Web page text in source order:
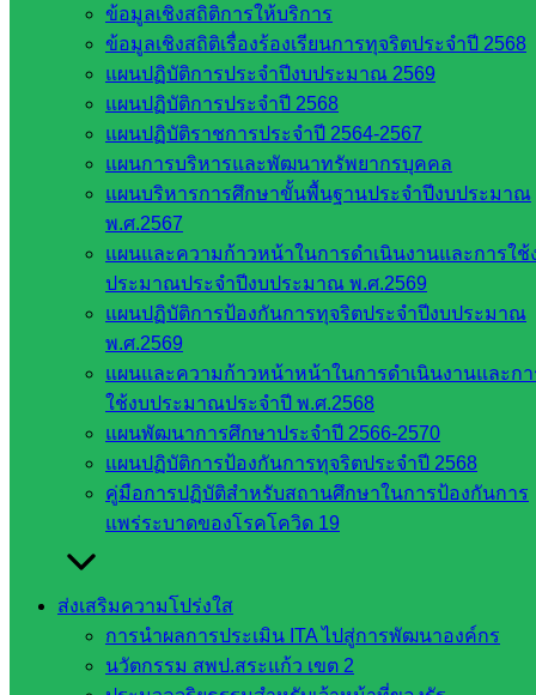
ข้อมูลเชิงสถิติการให้บริการ
ข้อมูลเชิงสถิติเรื่องร้องเรียนการทุจริตประจำปี 2568
แผนปฏิบัติการประจำปีงบประมาณ 2569
แผนปฏิบัติการประจำปี 2568
แผนปฏิบัติราชการประจำปี 2564-2567
แผนการบริหารและพัฒนาทรัพยากรบุคคล
แผนบริหารการศึกษาขั้นพื้นฐานประจำปีงบประมาณ
พ.ศ.2567
แผนและความก้าวหน้าในการดำเนินงานและการใช้
ประมาณประจำปีงบประมาณ พ.ศ.2569
แผนปฏิบัติการป้องกันการทุจริตประจำปีงบประมาณ
พ.ศ.2569
แผนและความก้าวหน้าหน้าในการดำเนินงานและก
ใช้งบประมาณประจำปี พ.ศ.2568
แผนพัฒนาการศึกษาประจำปี 2566-2570
แผนปฏิบัติการป้องกันการทุจริตประจำปี 2568
คู่มือการปฏิบัติสำหรับสถานศึกษาในการป้องกันการ
แพร่ระบาดของโรคโควิด 19
ส่งเสริมความโปร่งใส
การนำผลการประเมิน ITA ไปสู่การพัฒนาองค์กร
นวัตกรรม สพป.สระแก้ว เขต 2